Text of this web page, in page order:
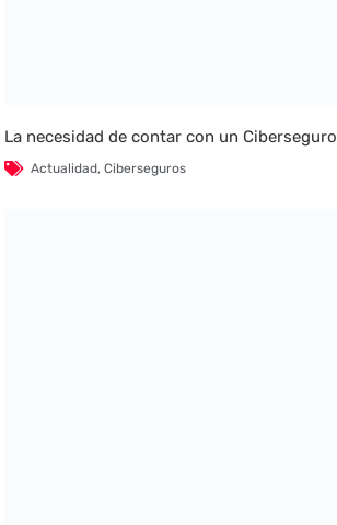
La necesidad de contar con un Ciberseguro
Actualidad,Ciberseguros